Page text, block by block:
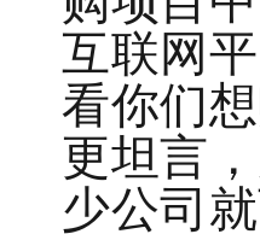
互联网
看你们
更坦言
少公司